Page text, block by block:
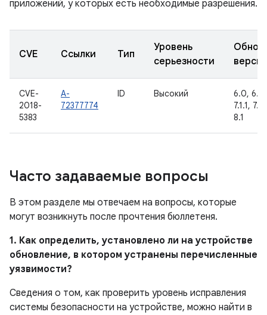
приложений, у которых есть необходимые разрешения.
CVE Ссылки Тип
Уровень
серьезности
CVE-
2018-
5383
A-
72377774
ID Высокий
6.0,
7.1.1,
8.1
Часто задаваемые вопросы
В этом разделе мы отвечаем на вопросы, которые
могут возникнуть после прочтения бюллетеня.
1. Как определить, установлено ли на устройстве
обновление, в котором устранены перечисленные
уязвимости?
Сведения о том, как проверить уровень исправления
системы безопасности на устройстве, можно найти в